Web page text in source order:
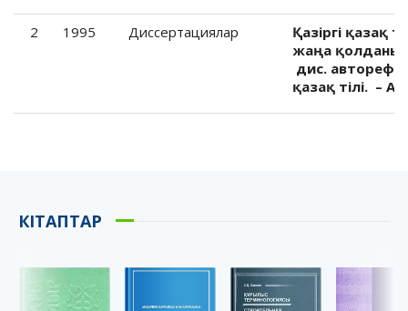
2 1995 Диссертациялар
Қазіргі қазақ
жаңа
дис.
қазақ тілі. –
КІТАПТАР